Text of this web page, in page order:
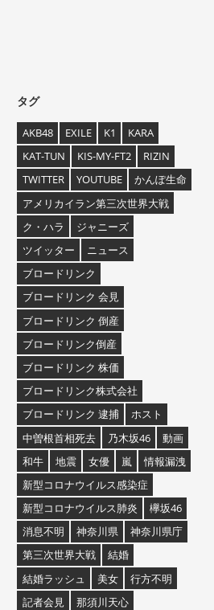
タグ
AKB48 EXILE K1
KARA
KAT-TUN
KIS-MY-FT2
RIZIN
TWITTER
YOUTUBE
かんぽ生命
アメリカイラン第三次世界大戦
ク・ハラ
ジャニーズ
ツイッター
ニュース
ブロードリンク
ブロードリンク 会見
ブロードリンク 倒産
ブロードリンク倒産
ブロードリンク 株価
ブロードリンク株式会社
ブロードリンク 逮捕
ホスト
中曽根首相死去
乃木坂46
動画
和牛
地震 女優 嵐
情報漏洩
新型コロナウイルス感染症
新型コロナウイルス肺炎
欅坂46
消息不明
神奈川県
神奈川県庁
第三次世界大戦
結婚
結婚ラッシュ
美女
行方不明
記者会見
那須川天心